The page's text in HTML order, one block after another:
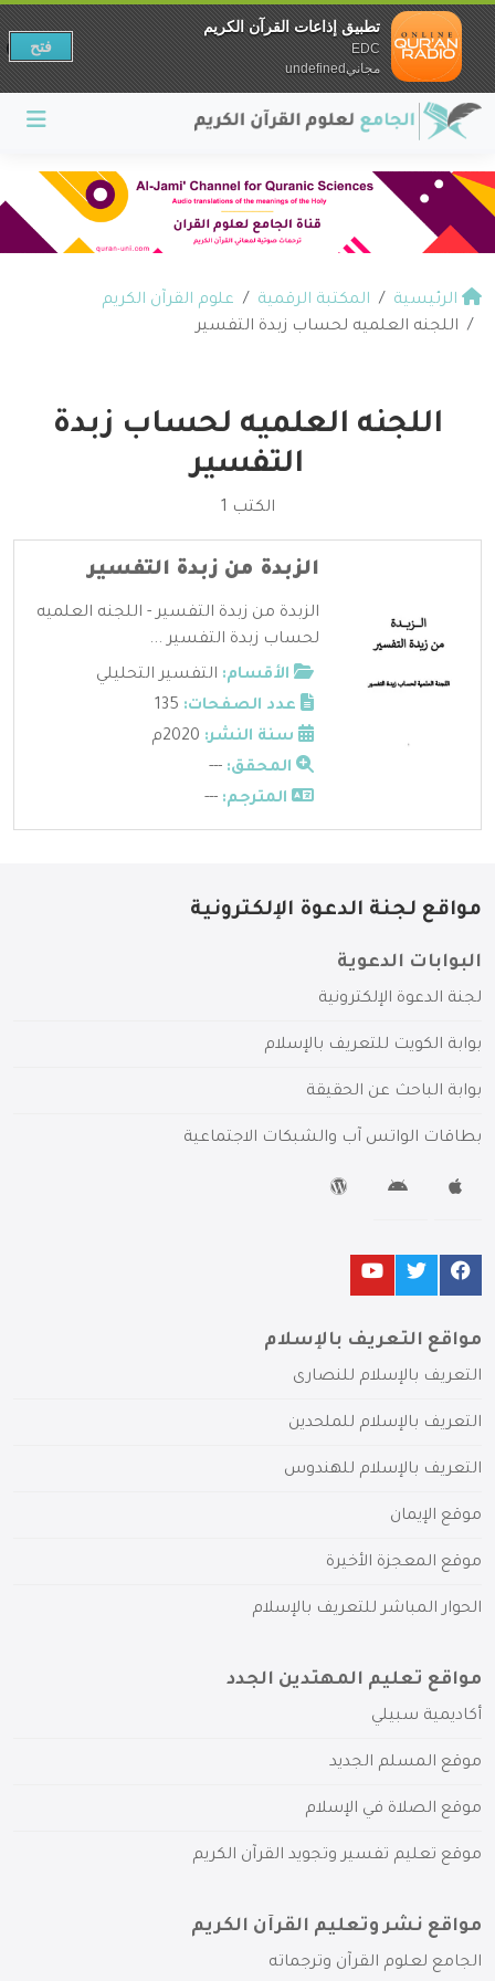
الرئيسية المكتبة الرقمية
علوم القرآن الكريم
اللجنه العلميه لحساب زبدة التفسير
اللجنه العلميه لحساب زبدة
التفسير
الكتب 1
الزبدة من زبدة التفسير
الزبدة من زبدة التفسير - اللجنه العلميه
لحساب زبدة التفسير ...
الأقسام: التفسير التحليلي
عدد الصفحات:
سنة النشر:
المحقق: ---
المترجم: ---
مواقع لجنة الدعوة الإلكترونية
البوابات الدعوية
لجنة الدعوة الإلكترونية
بوابة الكويت للتعريف بالإسلام
بوابة الباحث عن الحقيقة
بطاقات الواتس آب والشبكات الاجتماعية
مواقع التعريف بالإسلام
التعريف بالإسلام للنصارى
التعريف بالإسلام للملحدين
التعريف بالإسلام للهندوس
موقع الإيمان
موقع المعجزة الأخيرة
الحوار المباشر للتعريف بالإسلام
مواقع تعليم المهتدين الجدد
أكاديمية سبيلي
موقع المسلم الجديد
موقع الصلاة في الإسلام
موقع تعليم تفسير وتجويد القرآن الكريم
مواقع نشر وتعليم القرآن الكريم
الجامع لعلوم القرآن وترجماته
تطبيق إذاعات القرآن الكريم
EDC
مجانيundefined
فتح